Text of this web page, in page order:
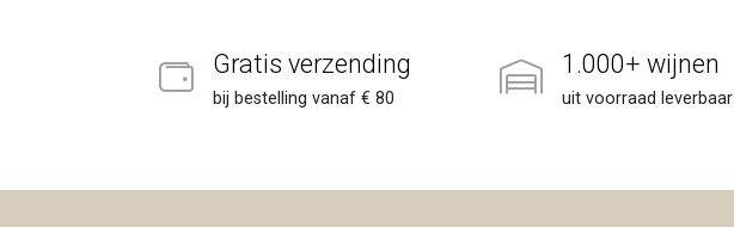
Gratis verzending
bij bestelling vanaf € 80
1.000+ wijnen
uit voorraad leverbaar